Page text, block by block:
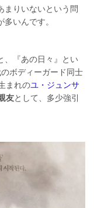
まりいないという問
いんです。
、『あの日々』とい
ボディーガード同士
まれのユ・ジュンサ
友として、多少強引